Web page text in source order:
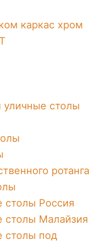
каркас хром
столы
ротанга
столы Россия
столы Малайзия
столы под